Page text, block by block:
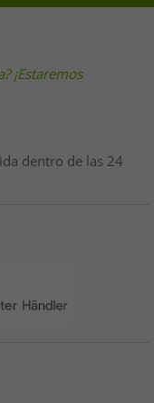
¡Estaremos
dentro de las 24